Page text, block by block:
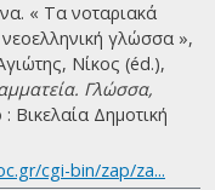
« Τα νοταριακά
γλώσσα »,
Νίκος (éd.),
Γλώσσα,
Βικελαία Δημοτική
cgi-bin/zap/za...